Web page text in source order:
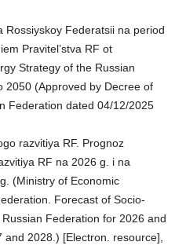
Rossiyskoy Federatsii na period
Pravitel’stva RF ot
Strategy of the Russian
2050 (Approved by Decree of
Federation dated 04/12/2025
razvitiya RF. Prognoz
RF na 2026 g. i na
(Ministry of Economic
Forecast of Socio-
Federation for 2026 and
2028.) [Electron. resource],